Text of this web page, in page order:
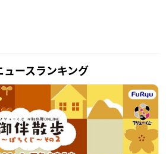
ュースランキング